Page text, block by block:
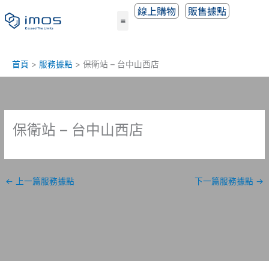
至
線上購物 販售據點
首頁 服務據點 保衛站 – 台中山西店
保衛站 – 台中山西店
← 上一篇服務據點 下一篇服務據點 →